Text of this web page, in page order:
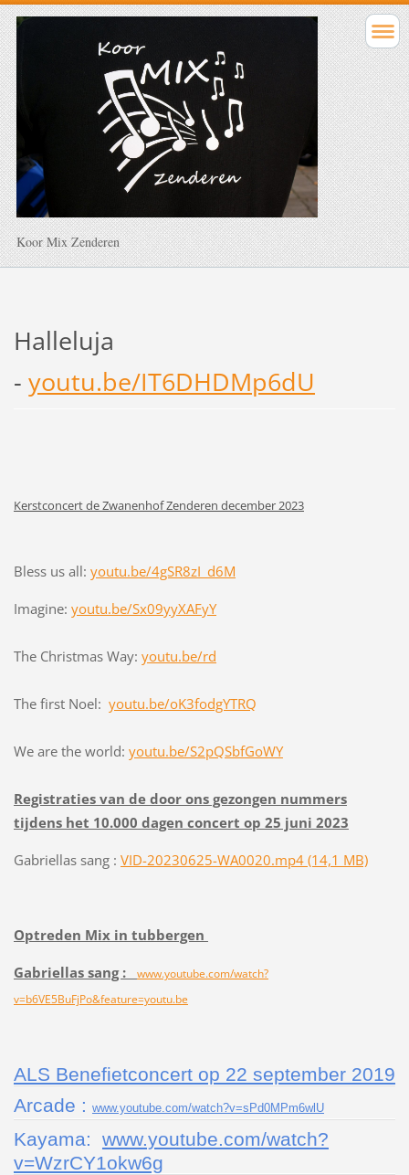
Koor Mix Zenderen
Halleluja
- youtu.be/IT6DHDMp6dU
Kerstconcert de Zwanenhof Zenderen december 2023
Bless us all: youtu.be/4gSR8zI_d6M
Imagine: youtu.be/Sx09yyXAFyY
The Christmas Way: youtu.be/rd
The first Noel: youtu.be/oK3fodgYTRQ
We are the world: youtu.be/S2pQSbfGoWY
Registraties van de door ons gezongen nummers
tijdens het 10.000 dagen concert op 25 juni 2023
Gabriellas sang : VID-20230625-WA0020.mp4 (14,1 MB)
Optreden Mix in tubbergen
Gabriellas sang : www.youtube.com/watch?
v=b6VE5BuFjPo&feature=youtu.be
ALS Benefietconcert op 22 september 2019
Arcade : www.youtube.com/watch?v=sPd0MPm6wlU
Kayama: www.youtube.com/watch?
v=WzrCY1okw6g